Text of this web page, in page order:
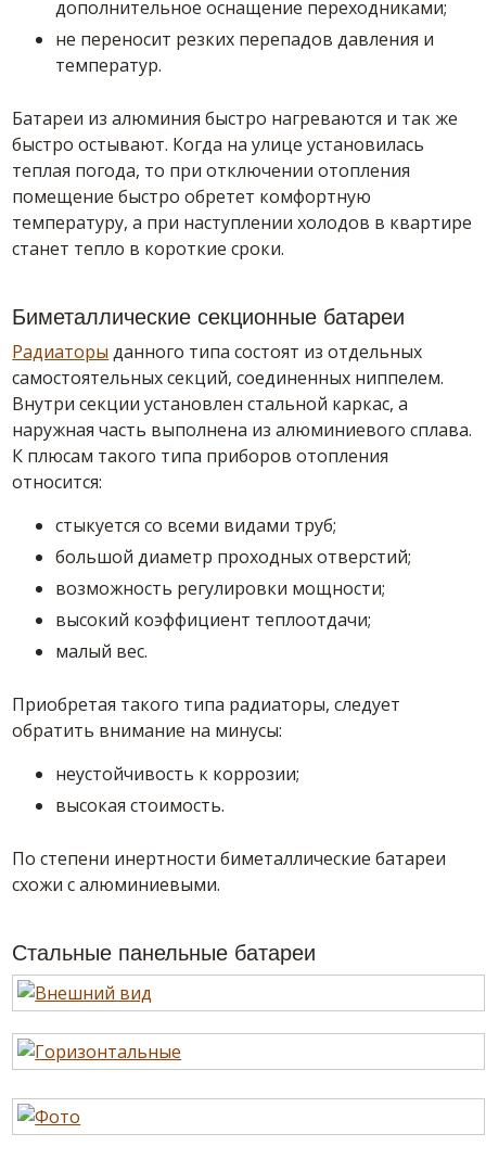
дополнительное оснащение переходниками;
не переносит резких перепадов давления и
температур.
Батареи из алюминия быстро нагреваются и так же
быстро остывают. Когда на улице установилась
теплая погода, то при отключении отопления
помещение быстро обретет комфортную
температуру, а при наступлении холодов в квартире
станет тепло в короткие сроки.
Биметаллические секционные батареи
Радиаторы данного типа состоят из отдельных
самостоятельных секций, соединенных ниппелем.
Внутри секции установлен стальной каркас, а
наружная часть выполнена из алюминиевого сплава.
К плюсам такого типа приборов отопления
относится:
стыкуется со всеми видами труб;
большой диаметр проходных отверстий;
возможность регулировки мощности;
высокий коэффициент теплоотдачи;
малый вес.
Приобретая такого типа радиаторы, следует
обратить внимание на минусы:
неустойчивость к коррозии;
высокая стоимость.
По степени инертности биметаллические батареи
схожи с алюминиевыми.
Стальные панельные батареи